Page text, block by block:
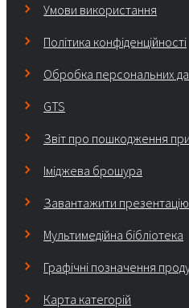
Умови використання
Політика конфіденційності
Обробка персональних
GTS
Звіт про пошкодження
Іміджева брошура
Завантажити презентацію
Мультимедійна бібліотека
Графічні позначення
Карта категорій